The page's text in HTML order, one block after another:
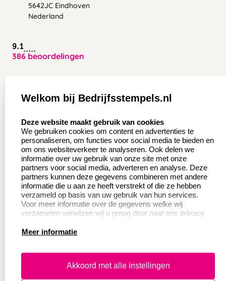
5642JC Eindhoven
Nederland
9.1
386 beoordelingen
Aanvraag op maat
Wederverkoper
worden
Sale
Betaling & Verzending
Contact opnemen
Veel gestelde vragen
Retourneren
Herroepingsrecht
Productinformatie:
Instructie voor
Aanleverspecificaties
Welkom bij Bedrijfsstempels.nl
Deze website maakt gebruik van cookies
We gebruiken cookies om content en advertenties te
personaliseren, om functies voor social media te bieden en
om ons websiteverkeer te analyseren. Ook delen we
informatie over uw gebruik van onze site met onze
partners voor social media, adverteren en analyse. Deze
partners kunnen deze gegevens combineren met andere
informatie die u aan ze heeft verstrekt of die ze hebben
verzameld op basis van uw gebruik van hun services.
Voor meer informatie over de gegevens welke wij
verzamelen verwijzen wij u graag door naar ons privacy
Meer informatie
Akkoord met alle instellingen